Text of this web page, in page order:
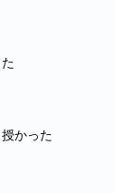
かった